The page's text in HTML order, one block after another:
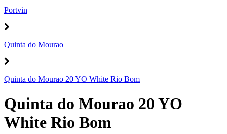
Portvin
Quinta do Mourao
Quinta do Mourao 20 YO White Rio Bom
Quinta do Mourao 20 YO
White Rio Bom